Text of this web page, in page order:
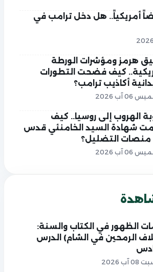
أمريكياً.. هل دخل ترامب في
هرمز ومؤشرات الورطة
كيف فضحت التطورات
أكاذيب ترامب؟
06 آب 2026
الهروب إلى روسيا.. كيف
شهادة السيد الخامنئي قدس
منصات التضليل؟
06 آب 2026
الظهور في الكتاب والسنة:
الرمحين في الشام) الدرس
08 آب 2026